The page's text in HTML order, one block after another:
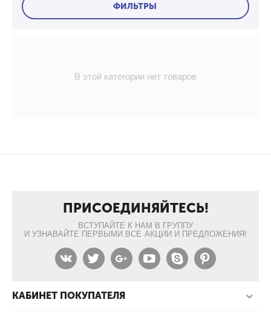
ФИЛЬТРЫ
В этой категории нет товаров
ПРИСОЕДИНЯЙТЕСЬ!
ВСТУПАЙТЕ К НАМ В ГРУППУ
И УЗНАВАЙТЕ ПЕРВЫМИ ВСЕ АКЦИИ И ПРЕДЛОЖЕНИЯ!
КАБИНЕТ ПОКУПАТЕЛЯ